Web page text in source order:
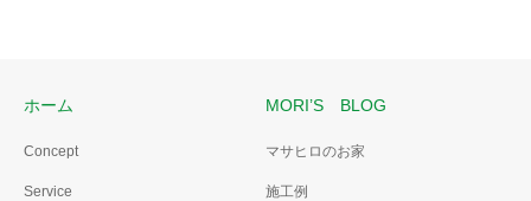
ホーム
Concept
Service
MORI’S BLOG
マサヒロのお家
施工例